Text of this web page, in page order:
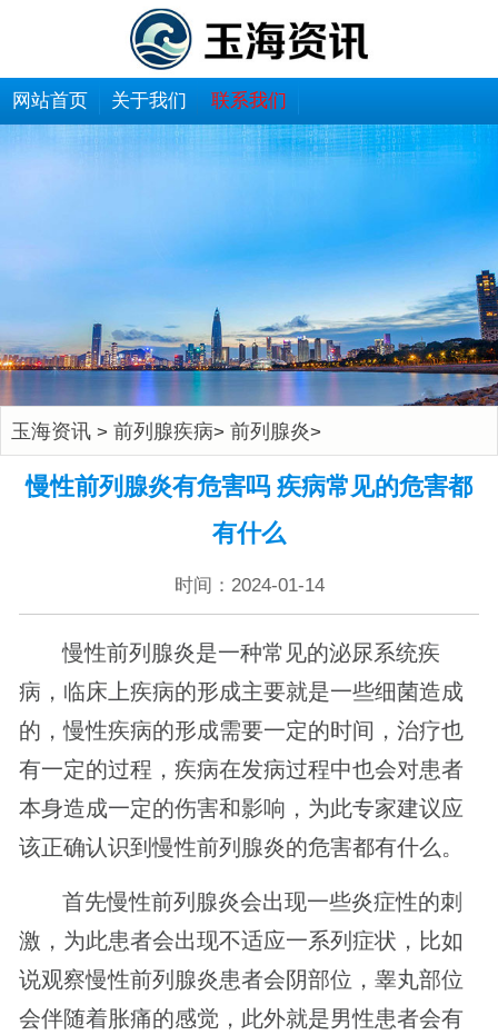
网站首页 关于我们 联系我们
玉海资讯> 前列腺疾病> 前列腺炎>
慢性前列腺炎有危害吗 疾病常见的危害都
有什么
时间：2024-01-14
慢性前列腺炎是一种常见的泌尿系统疾
病，临床上疾病的形成主要就是一些细菌造成
的，慢性疾病的形成需要一定的时间，治疗也
有一定的过程，疾病在发病过程中也会对患者
本身造成一定的伤害和影响，为此专家建议应
该正确认识到慢性前列腺炎的危害都有什么。
首先慢性前列腺炎会出现一些炎症性的刺
激，为此患者会出现不适应一系列症状，比如
说观察慢性前列腺炎患者会阴部位，睾丸部位
会伴随着胀痛的感觉，此外就是男性患者会有